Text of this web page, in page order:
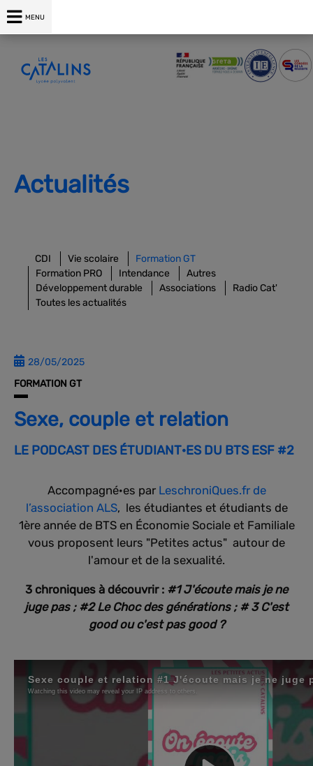
MENU
Actualités
CDI Vie scolaire
Formation GT
Formation PRO
Intendance
Autres
Développement durable
Associations
Radio Cat'
Toutes les actualités
28/05/2025
FORMATION GT
Sexe, couple et relation
LE PODCAST DES ÉTUDIANT·ES DU BTS ESF #2
Accompagné·es par LeschroniQues.fr de
l’association ALS, les étudiantes et étudiants de
1ère année de BTS en Économie Sociale et Familiale
vous proposent leurs "Petites actus" autour de
l'amour et de la sexualité.
3 chroniques à découvrir : #1 J'écoute mais je ne
juge pas ; #2 Le Choc des générations ; # 3 C'est
good ou c'est pas good ?